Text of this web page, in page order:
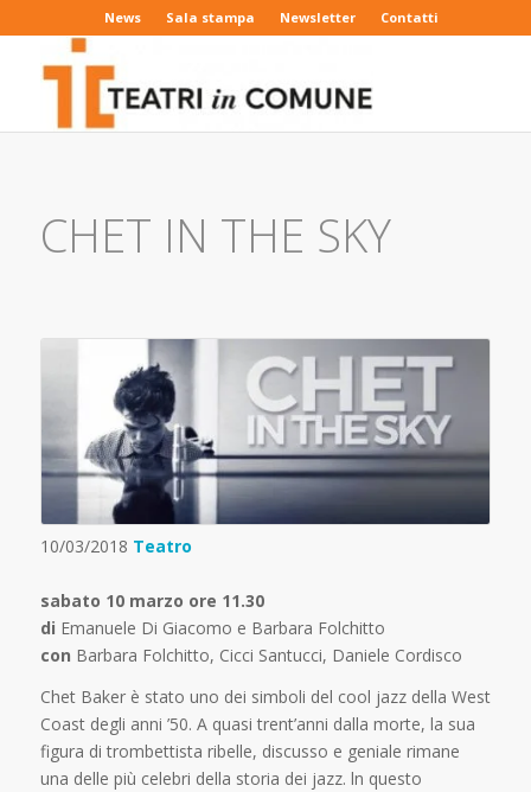
News Sala stampa Newsletter Contatti
CHET IN THE SKY
10/03/2018 Teatro
sabato 10 marzo ore 11.30
di Emanuele Di Giacomo e Barbara Folchitto
con Barbara Folchitto, Cicci Santucci, Daniele Cordisco
Chet Baker è stato uno dei simboli del cool jazz della West
Coast degli anni ’50. A quasi trent’anni dalla morte, la sua
figura di trombettista ribelle, discusso e geniale rimane
una delle più celebri della storia dei jazz. ln questo